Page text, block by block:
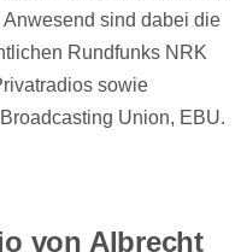
sind dabei die
Rundfunks NRK
sowie
Union, EBU.
von Albrecht